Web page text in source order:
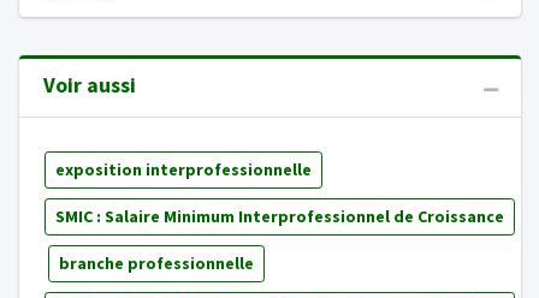
Voir aussi
exposition interprofessionnelle
SMIC : Salaire Minimum Interprofessionnel de Croissance
branche professionnelle